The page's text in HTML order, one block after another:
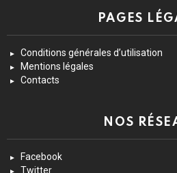
PAGES
Conditions générales d’utilisation
Mentions légales
Contacts
NOS
Facebook
Twitter